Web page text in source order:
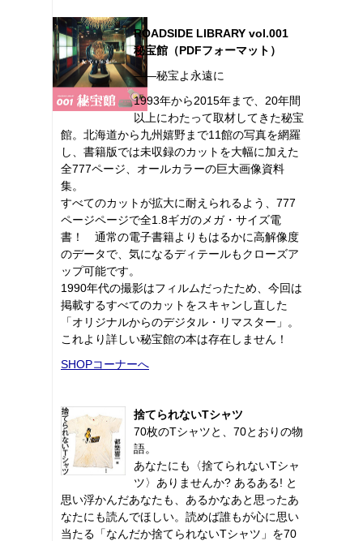
ROADSIDE LIBRARY vol.001
秘宝館（PDFフォーマット）
――秘宝よ永遠に
1993年から2015年まで、20年間
以上にわたって取材してきた秘宝
館。北海道から九州嬉野まで11館の写真を網羅
し、書籍版では未収録のカットを大幅に加えた
全777ページ、オールカラーの巨大画像資料
集。
すべてのカットが拡大に耐えられるよう、777
ページページで全1.8ギガのメガ・サイズ電
書！ 通常の電子書籍よりもはるかに高解像度
のデータで、気になるディテールもクローズア
ップ可能です。
1990年代の撮影はフィルムだったため、今回は
掲載するすべてのカットをスキャンし直した
「オリジナルからのデジタル・リマスター」。
これより詳しい秘宝館の本は存在しません！
SHOPコーナーへ
捨てられないTシャツ
70枚のTシャツと、70とおりの物
語。
あなたにも〈捨てられないTシャ
ツ〉ありませんか? あるある! と
思い浮かんだあなたも、あるかなあと思ったあ
なたにも読んでほしい。読めば誰もが心に思い
当たる「なんだか捨てられないTシャツ」を70